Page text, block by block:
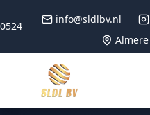
info@sldlbv.nl